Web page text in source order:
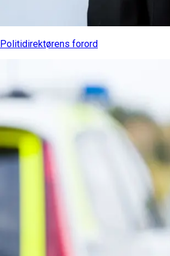
Politidirektørens forord